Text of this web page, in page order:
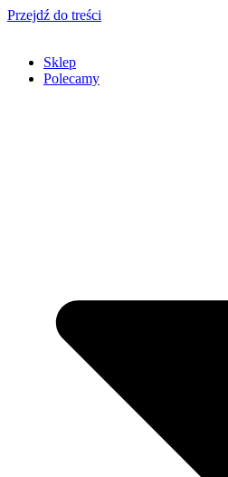
Przejdź do treści
Sklep
Polecamy